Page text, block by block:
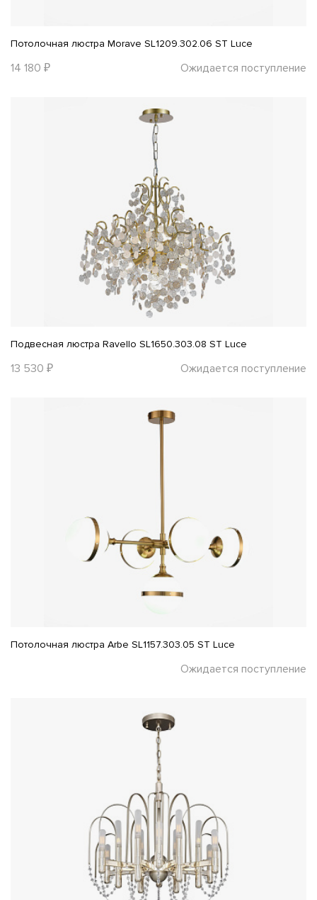
Потолочная люстра Morave SL1209.302.06 ST Luce
14 180 ₽ Ожидается поступление
Подвесная люстра Ravello SL1650.303.08 ST Luce
13 530 ₽ Ожидается поступление
Потолочная люстра Arbe SL1157.303.05 ST Luce
Ожидается поступление